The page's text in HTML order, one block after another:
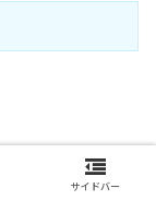
サイドバー